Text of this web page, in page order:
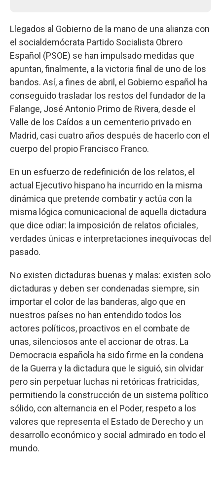
Llegados al Gobierno de la mano de una alianza con
el socialdemócrata Partido Socialista Obrero
Español (PSOE) se han impulsado medidas que
apuntan, finalmente, a la victoria final de uno de los
bandos. Así, a fines de abril, el Gobierno español ha
conseguido trasladar los restos del fundador de la
Falange, José Antonio Primo de Rivera, desde el
Valle de los Caídos a un cementerio privado en
Madrid, casi cuatro años después de hacerlo con el
cuerpo del propio Francisco Franco.
En un esfuerzo de redefinición de los relatos, el
actual Ejecutivo hispano ha incurrido en la misma
dinámica que pretende combatir y actúa con la
misma lógica comunicacional de aquella dictadura
que dice odiar: la imposición de relatos oficiales,
verdades únicas e interpretaciones inequívocas del
pasado.
No existen dictaduras buenas y malas: existen solo
dictaduras y deben ser condenadas siempre, sin
importar el color de las banderas, algo que en
nuestros países no han entendido todos los
actores políticos, proactivos en el combate de
unas, silenciosos ante el accionar de otras. La
Democracia española ha sido firme en la condena
de la Guerra y la dictadura que le siguió, sin olvidar
pero sin perpetuar luchas ni retóricas fratricidas,
permitiendo la construcción de un sistema político
sólido, con alternancia en el Poder, respeto a los
valores que representa el Estado de Derecho y un
desarrollo económico y social admirado en todo el
mundo.